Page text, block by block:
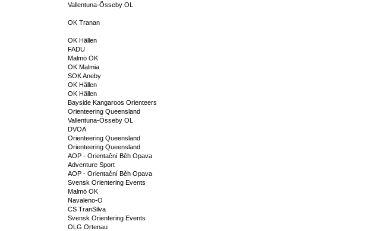
Vallentuna-Össeby OL
OK Tranan
OK Hällen
FADU
Malmö OK
OK Malmia
SOK Aneby
OK Hällen
OK Hällen
Bayside Kangaroos Orienteers
Orienteering Queensland
Vallentuna-Össeby OL
DVOA
Orienteering Queensland
Orienteering Queensland
AOP - Orientační Běh Opava
Adventure Sport
AOP - Orientační Běh Opava
Svensk Orientering Events
Malmö OK
Navaleno-O
CS TranSilva
Svensk Orientering Events
OLG Ortenau